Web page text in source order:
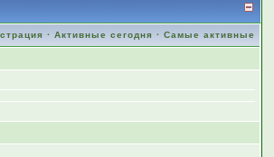
·Активные сегодня ·Самые активные